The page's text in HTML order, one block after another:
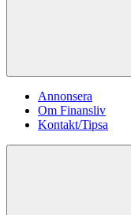
Annonsera
Om Finansliv
Kontakt/Tipsa